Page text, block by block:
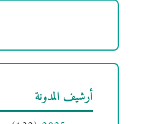
أرشيف المدونة